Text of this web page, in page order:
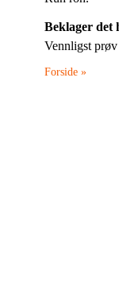
Beklager det
Vennligst prøv
Forside »